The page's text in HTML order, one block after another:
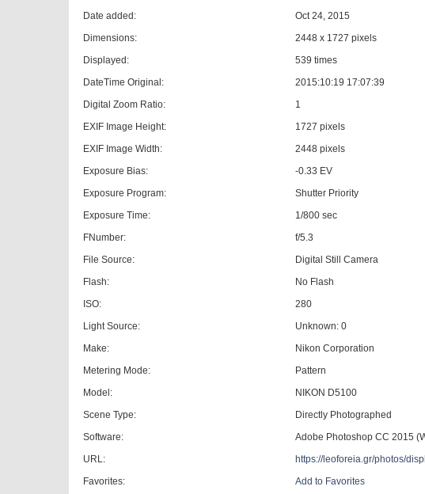
Date added:
Oct 24, 2015
Dimensions:
2448 x 1727 pixels
Displayed:
539 times
DateTime Original:
2015:10:19 17:07:39
Digital Zoom Ratio:
1
EXIF Image Height:
1727 pixels
EXIF Image Width:
2448 pixels
Exposure Bias:
-0.33 EV
Exposure Program:
Shutter Priority
Exposure Time:
1/800 sec
FNumber:
f/5.3
File Source:
Digital Still Camera
Flash:
No Flash
ISO:
280
Light Source:
Unknown: 0
Make:
Nikon Corporation
Metering Mode:
Pattern
Model:
NIKON D5100
Scene Type:
Directly Photographed
Software:
Adobe Photoshop CC 2015
URL:
https://leoforeia.gr/photos/
Favorites:
Add to Favorites